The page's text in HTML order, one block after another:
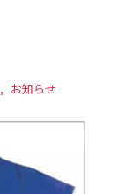
お知らせ